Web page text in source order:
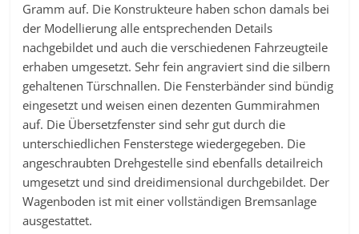
Gramm auf. Die Konstrukteure haben schon damals bei
der Modellierung alle entsprechenden Details
nachgebildet und auch die verschiedenen Fahrzeugteile
erhaben umgesetzt. Sehr fein angraviert sind die silbern
gehaltenen Türschnallen. Die Fensterbänder sind bündig
eingesetzt und weisen einen dezenten Gummirahmen
auf. Die Übersetzfenster sind sehr gut durch die
unterschiedlichen Fensterstege wiedergegeben. Die
angeschraubten Drehgestelle sind ebenfalls detailreich
umgesetzt und sind dreidimensional durchgebildet. Der
Wagenboden ist mit einer vollständigen Bremsanlage
ausgestattet.